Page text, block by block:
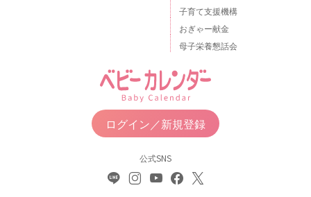
子育て支援機構
おぎゃー献金
母子栄養懇話会
ログイン／新規登録
公式SNS